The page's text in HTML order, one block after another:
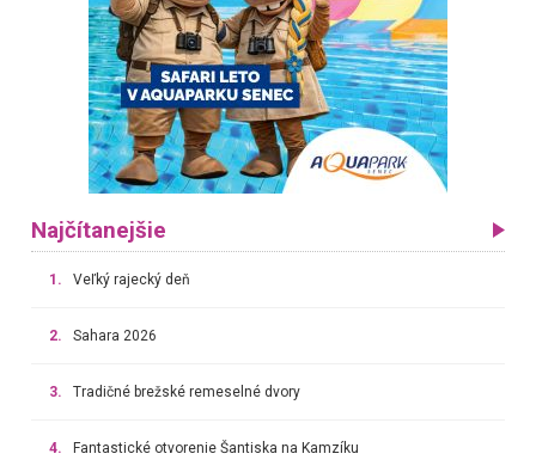
Najčítanejšie
1. Veľký rajecký deň
2. Sahara 2026
3. Tradičné brežské remeselné dvory
4. Fantastické otvorenie Šantiska na Kamzíku